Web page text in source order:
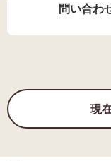
問い合わ
現